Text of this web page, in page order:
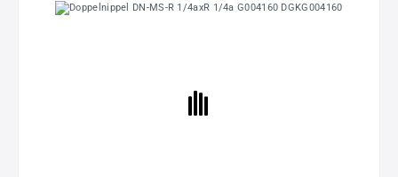
Bildergalerie überspringen